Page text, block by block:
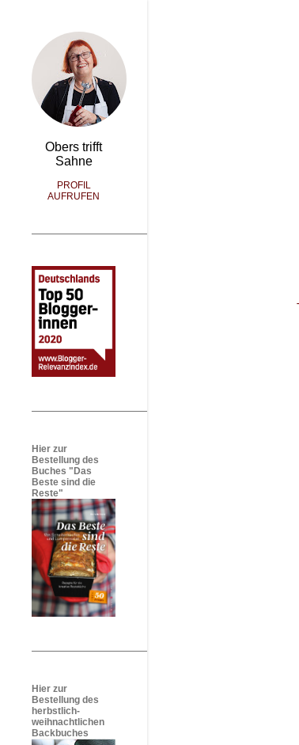
Obers trifft
Sahne
PROFIL
AUFRUFEN
Hier zur
Bestellung des
Buches "Das
Beste sind die
Reste"
Hier zur
Bestellung des
herbstlich-
weihnachtlichen
Backbuches